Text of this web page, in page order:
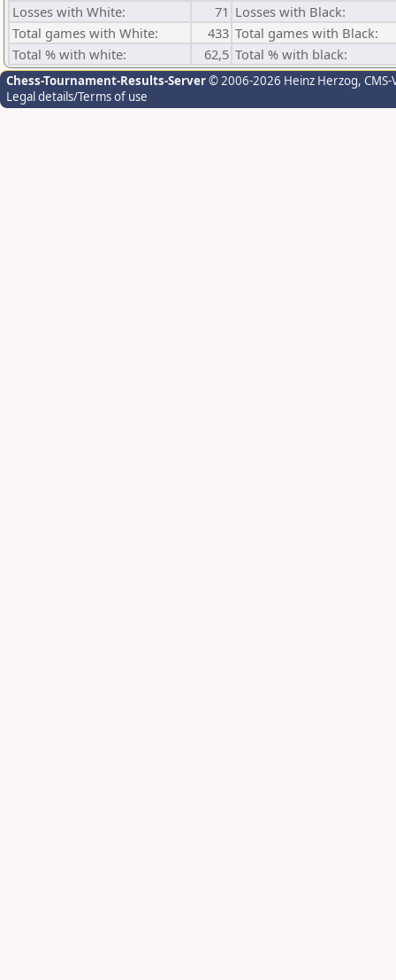
Losses with White:
71 Losses with Black:
Total games with White:
433 Total games with Black:
Total % with white:
62,5 Total % with black:
Chess-Tournament-Results-Server© 2006-2026 Heinz Herzog,
Legal details/Terms of use